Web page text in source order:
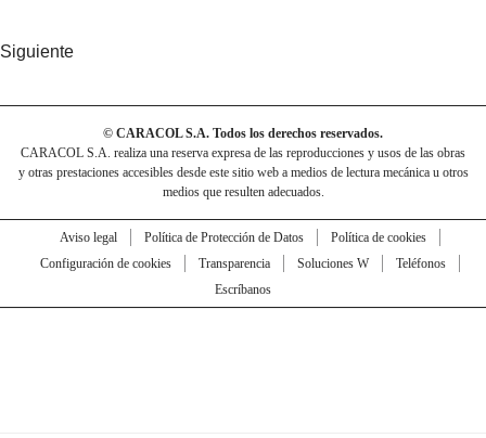
Siguiente
© CARACOL S.A. Todos los derechos reservados.
CARACOL S.A. realiza una reserva expresa de las reproducciones y usos de las obras
y otras prestaciones accesibles desde este sitio web a medios de lectura mecánica u otros
medios que resulten adecuados.
Aviso legal Política de Protección de Datos
Política de cookies
Configuración de cookies
Transparencia Soluciones W
Teléfonos
Escríbanos